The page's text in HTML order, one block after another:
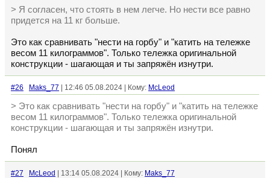
> Я согласен, что стоять в нем легче. Но нести все равно
придется на 11 кг больше.
Это как сравнивать "нести на горбу" и "катить на тележке
весом 11 килограммов". Только тележка оригинальной
конструкции - шагающая и ты запряжён изнутри.
#26 Maks_77 | 12:46 05.08.2024 | Кому: McLeod
> Это как сравнивать "нести на горбу" и "катить на тележке
весом 11 килограммов". Только тележка оригинальной
конструкции - шагающая и ты запряжён изнутри.
Понял
#27 McLeod | 13:14 05.08.2024 | Кому: Maks_77